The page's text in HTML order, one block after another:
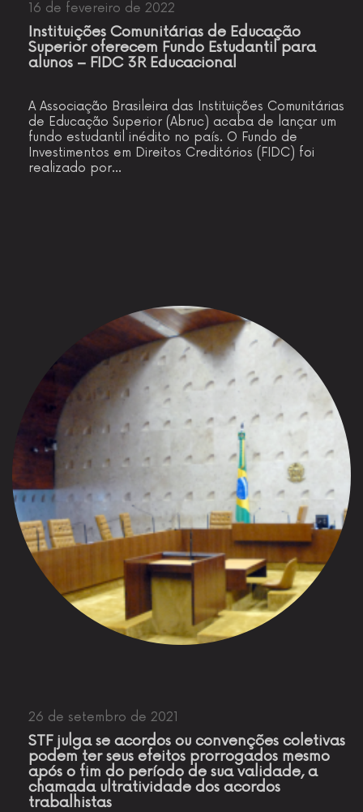
16 de fevereiro de 2022
Instituições Comunitárias de Educação
Superior oferecem Fundo Estudantil para
alunos – FIDC 3R Educacional
A Associação Brasileira das Instituições Comunitárias
de Educação Superior (Abruc) acaba de lançar um
fundo estudantil inédito no país. O Fundo de
Investimentos em Direitos Creditórios (FIDC) foi
realizado por…
26 de setembro de 2021
STF julga se acordos ou convenções coletivas
podem ter seus efeitos prorrogados mesmo
após o fim do período de sua validade, a
chamada ultratividade dos acordos
trabalhistas